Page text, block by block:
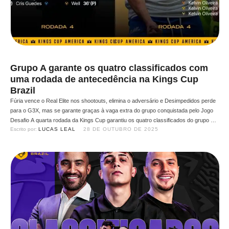
Grupo A garante os quatro classificados com
uma rodada de antecedência na Kings Cup
Brazil
Fúria vence o Real Elite nos shootouts, elimina o adversário e Desimpedidos perde
para o G3X, mas se garante graças à vaga extra do grupo conquistada pelo Jogo
Desafio A quarta rodada da Kings Cup garantiu os quatro classificados do grupo A
para os playoffs da Kings Cup. O Real Elite empatou com a Fúria …
Escrito por: LUCAS LEAL 28 DE OUTUBRO DE 2025